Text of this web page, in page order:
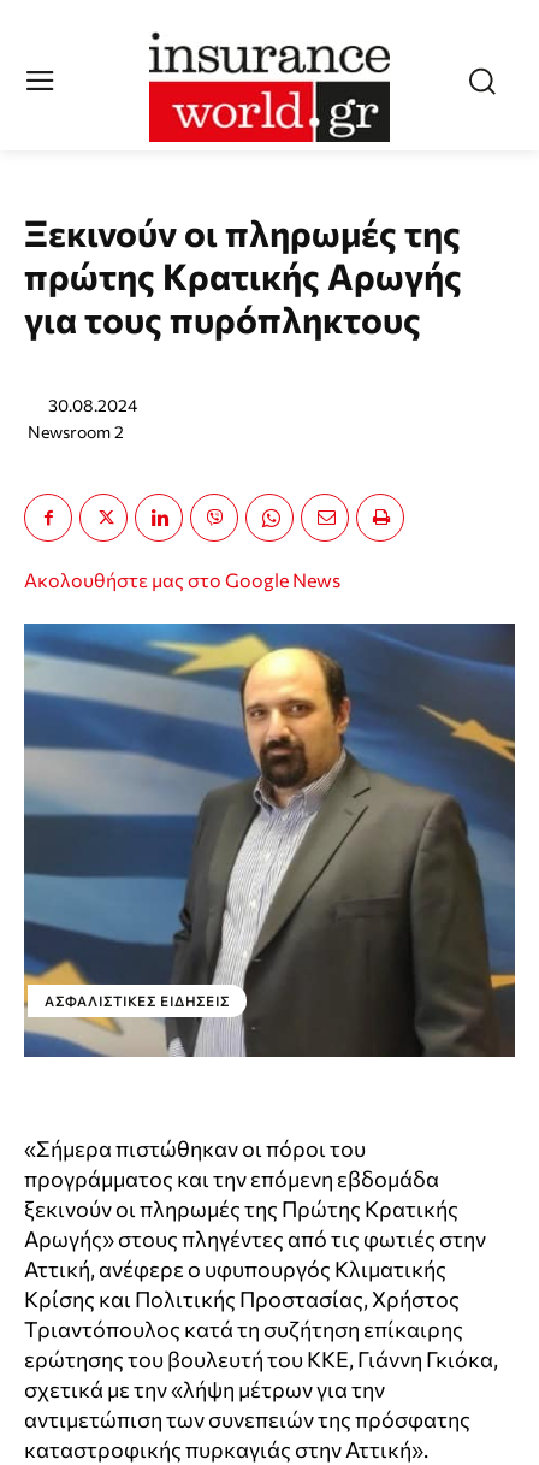
Ξεκινούν οι πληρωμές της
πρώτης Κρατικής Αρωγής
για τους πυρόπληκτους
30.08.2024
Newsroom 2
Ακολουθήστε μας στο Google News
ΑΣΦΑΛΙΣΤΙΚΕΣ ΕΙΔΗΣΕΙΣ
«Σήμερα πιστώθηκαν οι πόροι του
προγράμματος και την επόμενη εβδομάδα
ξεκινούν οι πληρωμές της Πρώτης Κρατικής
Αρωγής» στους πληγέντες από τις φωτιές στην
Αττική, ανέφερε ο υφυπουργός Κλιματικής
Κρίσης και Πολιτικής Προστασίας, Χρήστος
Τριαντόπουλος κατά τη συζήτηση επίκαιρης
ερώτησης του βουλευτή του ΚΚΕ, Γιάννη Γκιόκα,
σχετικά με την «λήψη μέτρων για την
αντιμετώπιση των συνεπειών της πρόσφατης
καταστροφικής πυρκαγιάς στην Αττική».